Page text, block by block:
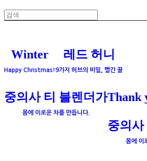
Winter
Happy Christmas!
레드 허니
9가지 허브의 비밀, 빨간 꿀
중의사 티 블렌더가
몸에 이로운 차를 만듭니다.
Thank
중의
몸에 이